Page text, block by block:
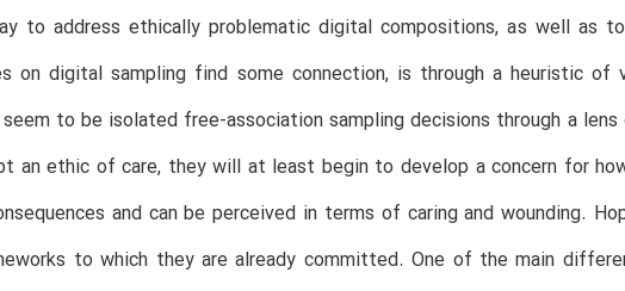
to address ethically problematic digital compositions, as well as to
on digital sampling find some connection, is through a heuristic
to be isolated free-association sampling decisions through a
an ethic of care, they will at least begin to develop a concern for
and can be perceived in terms of caring and wounding.
to which they are already committed. One of the main